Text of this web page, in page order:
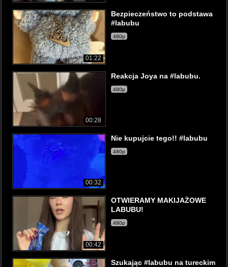
01:22
Bezpieczeństwo to podstawa
#labubu
480p
00:28
Reakcja Joya na #labubu.
480p
00:32
Nie kupujcie tego!! #labubu
480p
00:42
OTWIERAMY MAKIJAŻOWE
LABUBU!
480p
Szukając #labubu na tureckim